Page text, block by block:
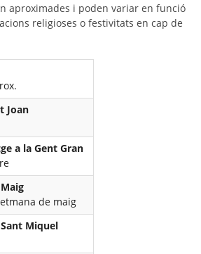
aproximades i poden variar en funció
religioses o festivitats en cap de
Joan
a la Gent Gran
de maig
Miquel